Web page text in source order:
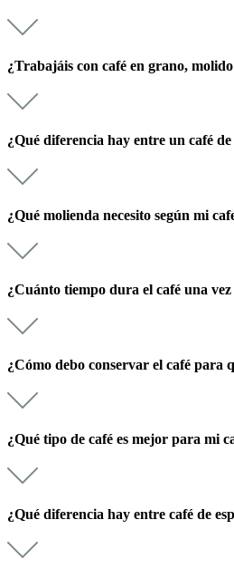
¿Trabajáis con café en grano, molido
¿Qué diferencia hay entre un café
¿Qué molienda necesito según mi
¿Cuánto tiempo dura el café una
¿Cómo debo conservar el café para
¿Qué tipo de café es mejor para mi
¿Qué diferencia hay entre café de